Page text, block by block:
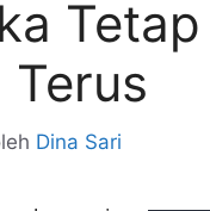
Tetap
Dina Sari